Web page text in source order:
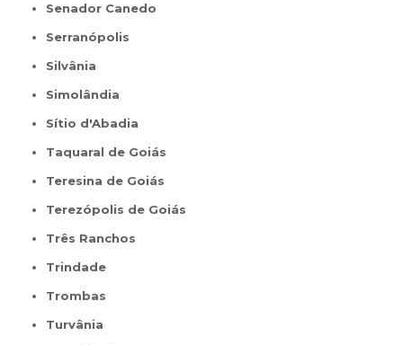
Senador Canedo
Serranópolis
Silvânia
Simolândia
Sítio d'Abadia
Taquaral de Goiás
Teresina de Goiás
Terezópolis de Goiás
Três Ranchos
Trindade
Trombas
Turvânia